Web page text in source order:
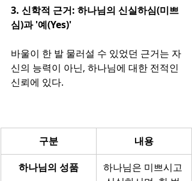
3. 신학적 근거: 하나님의 신실하심(미쁘
심)과 '예(Yes)'
바울이 한 발 물러설 수 있었던 근거는 자
신의 능력이 아닌, 하나님에 대한 전적인
신뢰에 있다.
구분
내용
하나님의 성품
하나님은 미쁘시고